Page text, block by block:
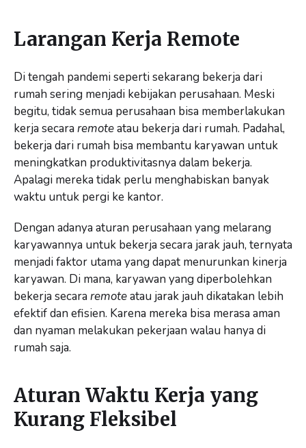
Larangan Kerja Remote
Di tengah pandemi seperti sekarang bekerja dari
rumah sering menjadi kebijakan perusahaan. Meski
begitu, tidak semua perusahaan bisa memberlakukan
kerja secara remoteatau bekerja dari rumah. Padahal,
bekerja dari rumah bisa membantu karyawan untuk
meningkatkan produktivitasnya dalam bekerja.
Apalagi mereka tidak perlu menghabiskan banyak
waktu untuk pergi ke kantor.
Dengan adanya aturan perusahaan yang melarang
karyawannya untuk bekerja secara jarak jauh, ternyata
menjadi faktor utama yang dapat menurunkan kinerja
karyawan. Di mana, karyawan yang diperbolehkan
bekerja secara remoteatau jarak jauh dikatakan lebih
efektif dan efisien. Karena mereka bisa merasa aman
dan nyaman melakukan pekerjaan walau hanya di
rumah saja.
Aturan Waktu Kerja yang
Kurang Fleksibel